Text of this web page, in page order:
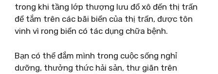
trong khi tầng lớp thượng lưu đổ xô đến thị trấn
để tắm trên các bãi biển của thị trấn, được tôn
vinh vì rong biển có tác dụng chữa bệnh.
Bạn có thể đắm mình trong cuộc sống nghỉ
dưỡng, thưởng thức hải sản, thư giãn trên